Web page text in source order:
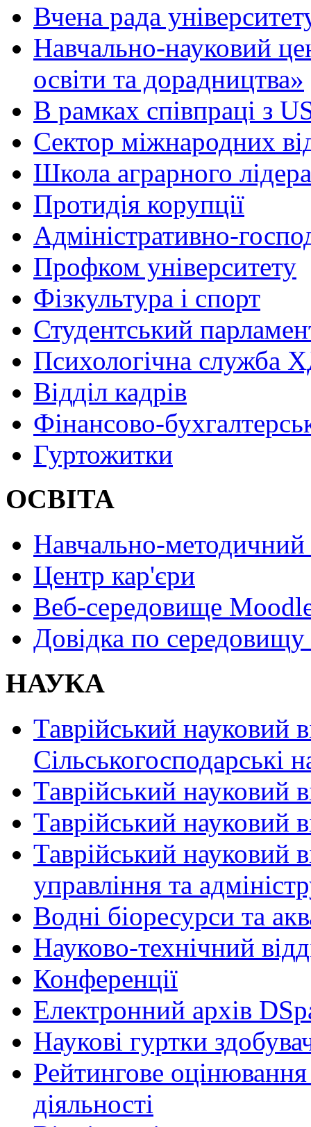
Вчена рада
Навчально-науковий
освіти та дорадництва»
В рамках співпраці з
Сектор міжнародних
Школа аграрного лідера
Протидія корупції
Адміністративно-
Профком університету
Фізкультура і спорт
Студентський
Психологічна служба
Відділ кадрів
Фінансово-
Гуртожитки
ОСВІТА
Навчально-методичний
Центр кар'єри
Веб-середовище
Довідка по
НАУКА
Таврійський науковий
Сільськогосподарські
Таврійський науковий
Таврійський науковий
Таврійський науковий
управління та
Водні біоресурси та
Науково-технічний
Конференції
Електронний архів
Наукові гуртки
Рейтингове оцінювання
діяльності